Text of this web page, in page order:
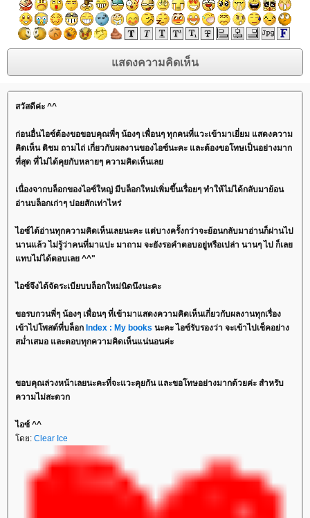
สวัสดีค่ะ ^^
ก่อนอื่นไอซ์ต้องขอขอบคุณพี่ๆ น้องๆ เพื่อนๆ ทุกคนที่แวะเข้ามาเยี่ยม แสดงความ
คิดเห็น ติชม ถามไถ่ เกี่ยวกับผลงานของไอซ์นะคะ และต้องขอโทษเป็นอย่างมาก
ที่สุด ที่ไม่ได้คุยกับหลายๆ ความคิดเห็นเล
เนื่องจากบล็อกของไอซ์ใหญ่ มีบล็อกใหม่เพิ่มขึ้นเรื่อยๆ ทำให้ไม่ได้กลับมาย้อน
อ่านบล็อกเก่าๆ บ่อยสักเท่าไหร่
ไอซ์ได้อ่านทุกความคิดเห็นเลยนะคะ แต่บางครั้งกว่าจะย้อนกลับมาอ่านก็ผ่านไป
นานแล้ว ไม่รู้ว่าคนที่มาแปะ มาถาม จะยังรอคำตอบอยู่หรือเปล่า นานๆ ไป ก็เล
ทบไม่ได้ตอบเลย ^^"
ไอซ์จึงได้จัดระเบียบบล็อกใหม่นิดนึงนะคะ
ขอรบกวนพี่ๆ น้องๆ เพื่อนๆ ที่เข้ามาแสดงความคิดเห็นเกี่ยวกับผลงานทุกเรื่อง
เข้าไปโพสต์ที่บล็อก Index : My books นะคะ ไอซ์รับรองว่า จะเข้าไปเช็คอย่าง
สม่ำเสมอ และตอบทุกความคิดเห็นแน่นอนค่ะ
ขอบคุณล่วงหน้าเลยนะคะที่จะแวะคุยกัน และขอโทษอย่างมากด้วยค่ะ สำหรับ
ความไม่สะดวก
ไอซ์ ^^
ดย: Clear Ice